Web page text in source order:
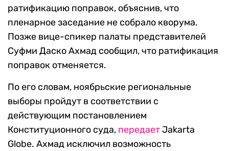
ратификацию поправок, объяснив, что
пленарное заседание не собрало кворума.
Позже вице-спикер палаты представителей
Суфми Даско Ахмад сообщил, что ратификация
поправок отменяется.
По его словам, ноябрьские региональные
выборы пройдут в соответствии с
действующим постановлением
Конституционного суда, передаетJakarta
Globe. Ахмад исключил возможность